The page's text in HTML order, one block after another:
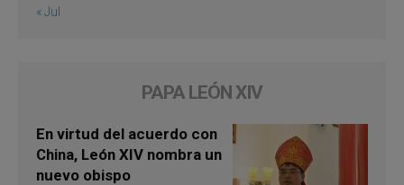
« Jul
PAPA LEÓN XIV
En virtud del acuerdo con
China, León XIV nombra un
nuevo obispo